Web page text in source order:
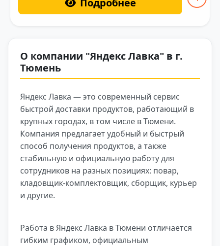
О компании "Яндекс Лавка" в г.
Тюмень
Яндекс Лавка — это современный сервис
быстрой доставки продуктов, работающий в
крупных городах, в том числе в Тюмени.
Компания предлагает удобный и быстрый
способ получения продуктов, а также
стабильную и официальную работу для
сотрудников на разных позициях: повар,
кладовщик‑комплектовщик, сборщик, курьер
и другие.
Работа в Яндекс Лавка в Тюмени отличается
гибким графиком, официальным